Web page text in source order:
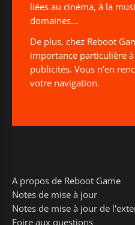
liées au cinéma, à la
domaines...
De plus, chez Reboot
importance particulière
publicités. Vous n'en
votre navigation.
A propos de Reboot Game
Notes de mise à jour
Notes de mise à jour de
Foire aux questions